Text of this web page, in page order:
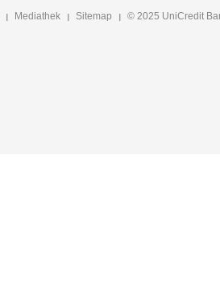
Mediathek Sitemap © 2025 UniCredit